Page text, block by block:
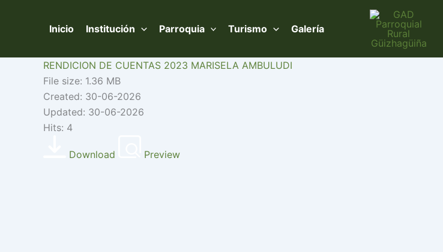
Inicio Institución Parroquia Turismo Galería
RENDICION DE CUENTAS 2023 MARISELA AMBULUDI
File size: 1.36 MB
Created: 30-06-2026
Updated: 30-06-2026
Hits: 4
Download Preview